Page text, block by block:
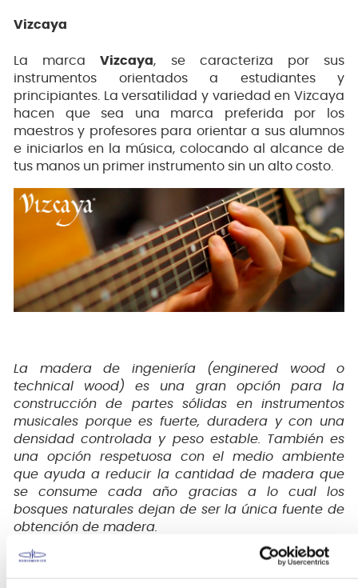
Vizcaya
La marcaVizcaya, se caracteriza por sus
instrumentos orientados a estudiantes y
principiantes. La versatilidad y variedad en Vizcaya
hacen que sea una marca preferida por los
maestros y profesores para orientar a sus alumnos
e iniciarlos en la música, colocando al alcance de
tus manos un primer instrumento sin un alto costo.
La madera de ingeniería (enginered wood o
technical wood) es una gran opción para la
construcción de partes sólidas en instrumentos
musicales porque es fuerte, duradera y con una
densidad controlada y peso estable. También es
una opción respetuosa con el medio ambiente
que ayuda a reducir la cantidad de madera que
se consume cada año gracias a lo cual los
bosques naturales dejan de ser la única fuente de
obtención de madera.